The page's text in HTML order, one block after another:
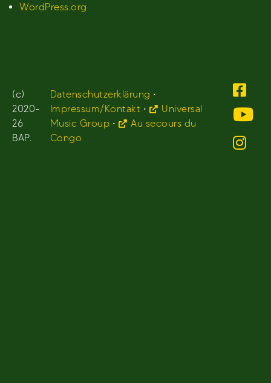
WordPress.org
(c)
2020-
26
BAP.
Datenschutzerklärung •
Impressum/Kontakt •
Universal
Music Group •
Au secours du
Congo